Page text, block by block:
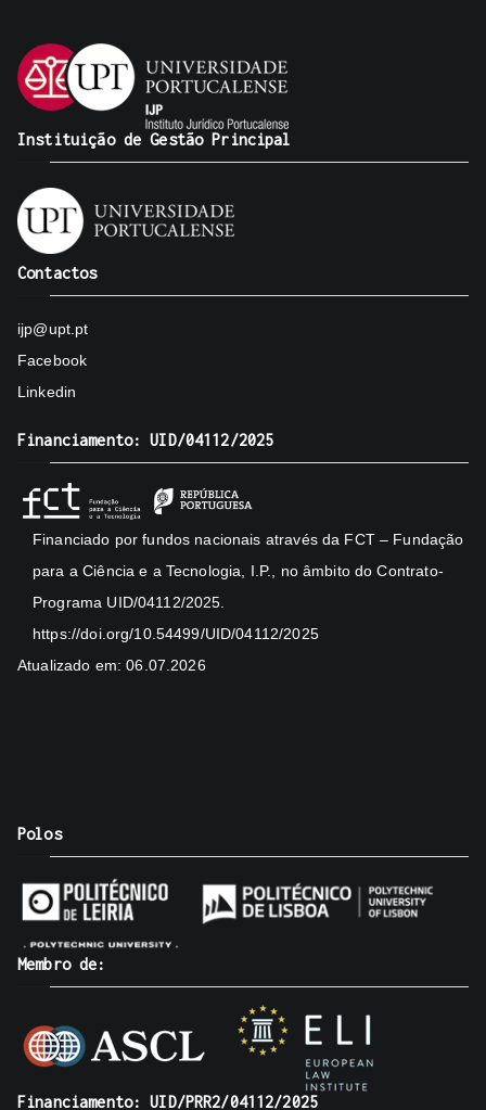
Instituição de Gestão Principal
Contactos
ijp@upt.pt
Facebook
Linkedin
Financiamento: UID/04112/2025
Financiado por fundos nacionais através da FCT – Fundação
para a Ciência e a Tecnologia, I.P., no âmbito do Contrato-
Programa UID/04112/2025.
https://doi.org/10.54499/UID/04112/2025
Atualizado em: 06.07.2026
Polos
Membro de:
Financiamento: UID/PRR2/04112/2025